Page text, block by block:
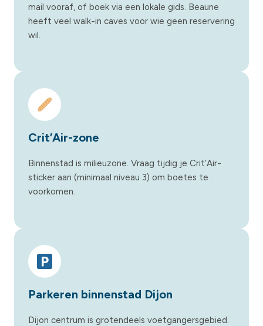
mail vooraf, of boek via een lokale gids. Beaune
heeft veel walk-in caves voor wie geen reservering
wil.
Crit’Air-zone
Binnenstad is milieuzone. Vraag tijdig je Crit’Air-
sticker aan (minimaal niveau 3) om boetes te
voorkomen.
Parkeren binnenstad Dijon
Dijon centrum is grotendeels voetgangersgebied.